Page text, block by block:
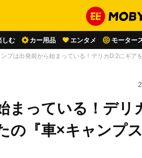
しむ カー用品 エンタメ モーター
ンプは出発前から始まっている！デリカD:2にギア
まっている！デリ
の『車×キャンプ